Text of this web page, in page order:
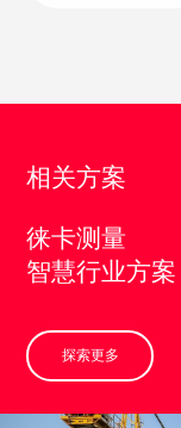
相关方案
徕卡测量
智慧行业方案
探索更多